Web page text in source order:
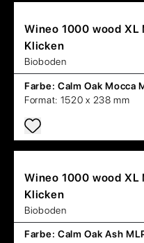
Wineo 1000 wood
Klicken
Bioboden
Farbe: Calm Oak Mocca
Format: 1520 x 238 mm
Wineo 1000 wood
Klicken
Bioboden
Farbe: Calm Oak Ash